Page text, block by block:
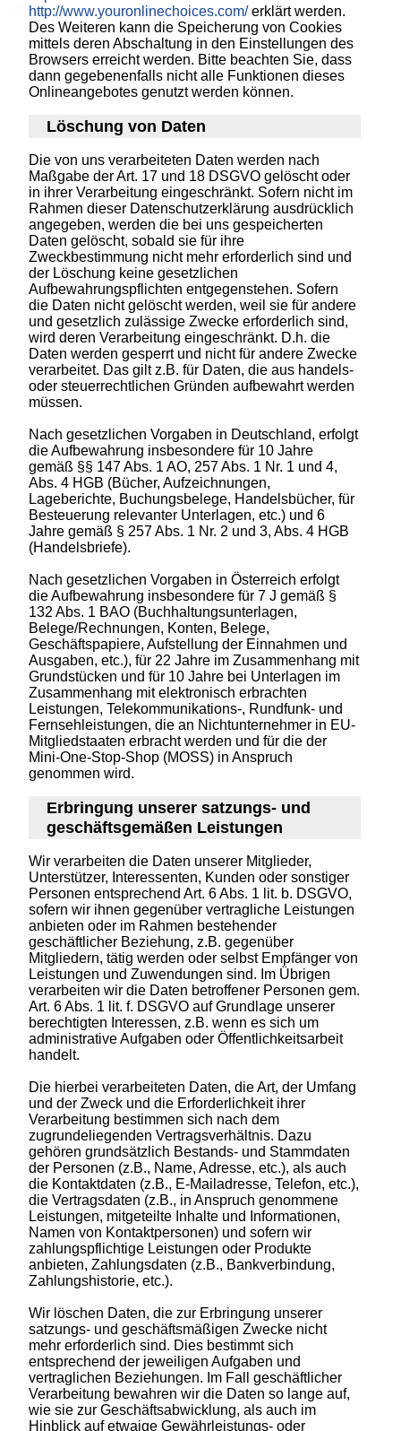
http://www.youronlinechoices.com/erklärt werden.
Des Weiteren kann die Speicherung von Cookies
mittels deren Abschaltung in den Einstellungen des
Browsers erreicht werden. Bitte beachten Sie, dass
dann gegebenenfalls nicht alle Funktionen dieses
Onlineangebotes genutzt werden können.
Löschung von Daten
Die von uns verarbeiteten Daten werden nach
Maßgabe der Art. 17 und 18 DSGVO gelöscht oder
in ihrer Verarbeitung eingeschränkt. Sofern nicht im
Rahmen dieser Datenschutzerklärung ausdrücklich
angegeben, werden die bei uns gespeicherten
Daten gelöscht, sobald sie für ihre
Zweckbestimmung nicht mehr erforderlich sind und
der Löschung keine gesetzlichen
Aufbewahrungspflichten entgegenstehen. Sofern
die Daten nicht gelöscht werden, weil sie für andere
und gesetzlich zulässige Zwecke erforderlich sind,
wird deren Verarbeitung eingeschränkt. D.h. die
Daten werden gesperrt und nicht für andere Zwecke
verarbeitet. Das gilt z.B. für Daten, die aus handels-
oder steuerrechtlichen Gründen aufbewahrt werden
müssen.
Nach gesetzlichen Vorgaben in Deutschland, erfolgt
die Aufbewahrung insbesondere für 10 Jahre
gemäß §§ 147 Abs. 1 AO, 257 Abs. 1 Nr. 1 und 4,
Abs. 4 HGB (Bücher, Aufzeichnungen,
Lageberichte, Buchungsbelege, Handelsbücher, für
Besteuerung relevanter Unterlagen, etc.) und 6
Jahre gemäß § 257 Abs. 1 Nr. 2 und 3, Abs. 4 HGB
(Handelsbriefe).
Nach gesetzlichen Vorgaben in Österreich erfolgt
die Aufbewahrung insbesondere für 7 J gemäß §
132 Abs. 1 BAO (Buchhaltungsunterlagen,
Belege/Rechnungen, Konten, Belege,
Geschäftspapiere, Aufstellung der Einnahmen und
Ausgaben, etc.), für 22 Jahre im Zusammenhang mit
Grundstücken und für 10 Jahre bei Unterlagen im
Zusammenhang mit elektronisch erbrachten
Leistungen, Telekommunikations-, Rundfunk- und
Fernsehleistungen, die an Nichtunternehmer in EU-
Mitgliedstaaten erbracht werden und für die der
Mini-One-Stop-Shop (MOSS) in Anspruch
genommen wird.
Erbringung unserer satzungs- und
geschäftsgemäßen Leistungen
Wir verarbeiten die Daten unserer Mitglieder,
Unterstützer, Interessenten, Kunden oder sonstiger
Personen entsprechend Art. 6 Abs. 1 lit. b. DSGVO,
sofern wir ihnen gegenüber vertragliche Leistungen
anbieten oder im Rahmen bestehender
geschäftlicher Beziehung, z.B. gegenüber
Mitgliedern, tätig werden oder selbst Empfänger von
Leistungen und Zuwendungen sind. Im Übrigen
verarbeiten wir die Daten betroffener Personen gem.
Art. 6 Abs. 1 lit. f. DSGVO auf Grundlage unserer
berechtigten Interessen, z.B. wenn es sich um
administrative Aufgaben oder Öffentlichkeitsarbeit
handelt.
Die hierbei verarbeiteten Daten, die Art, der Umfang
und der Zweck und die Erforderlichkeit ihrer
Verarbeitung bestimmen sich nach dem
zugrundeliegenden Vertragsverhältnis. Dazu
gehören grundsätzlich Bestands- und Stammdaten
der Personen (z.B., Name, Adresse, etc.), als auch
die Kontaktdaten (z.B., E-Mailadresse, Telefon, etc.),
die Vertragsdaten (z.B., in Anspruch genommene
Leistungen, mitgeteilte Inhalte und Informationen,
Namen von Kontaktpersonen) und sofern wir
zahlungspflichtige Leistungen oder Produkte
anbieten, Zahlungsdaten (z.B., Bankverbindung,
Zahlungshistorie, etc.).
Wir löschen Daten, die zur Erbringung unserer
satzungs- und geschäftsmäßigen Zwecke nicht
mehr erforderlich sind. Dies bestimmt sich
entsprechend der jeweiligen Aufgaben und
vertraglichen Beziehungen. Im Fall geschäftlicher
Verarbeitung bewahren wir die Daten so lange auf,
wie sie zur Geschäftsabwicklung, als auch im
Hinblick auf etwaige Gewährleistungs- oder